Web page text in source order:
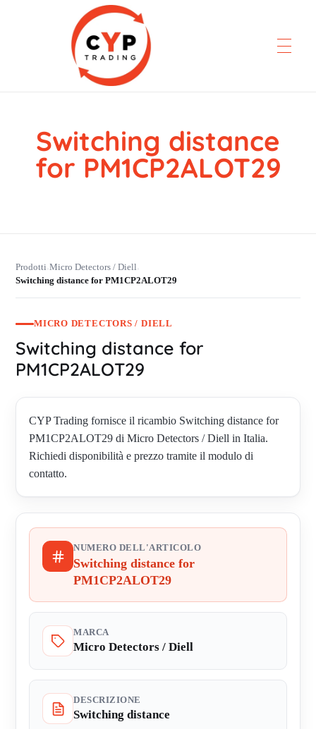
CYP Trading
Professionelle Ersatzteilbeschaffung
Switching distance
for PM1CP2ALOT29
Prodotti›Micro Detectors / Diell›
Switching distance for PM1CP2ALOT29
MICRO DETECTORS / DIELL
Switching distance for
PM1CP2ALOT29
CYP Trading fornisce il ricambio Switching distance for
PM1CP2ALOT29 di Micro Detectors / Diell in Italia.
Richiedi disponibilità e prezzo tramite il modulo di
contatto.
NUMERO DELL'ARTICOLO
Switching distance for
PM1CP2ALOT29
MARCA
Micro Detectors / Diell
DESCRIZIONE
Switching distance